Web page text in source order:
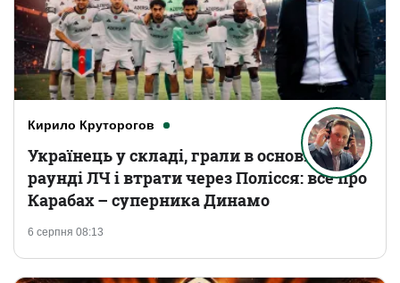
Кирило Круторогов
6 серпня 08:13
Українець у складі, грали в основному
раунді ЛЧ і втрати через Полісся: все про
Карабах – суперника Динамо